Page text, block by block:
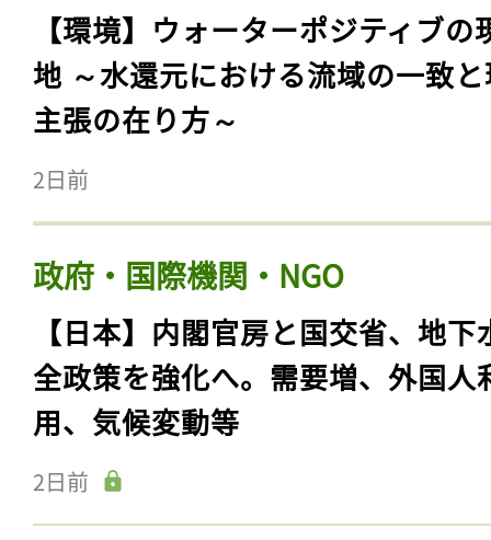
【環境】ウォーターポジティブの
地 ～水還元における流域の一致
主張の在り方～
2日前
政府・国際機関・NGO
【日本】内閣官房と国交省、地下
全政策を強化へ。需要増、外国人
用、気候変動等
2日前